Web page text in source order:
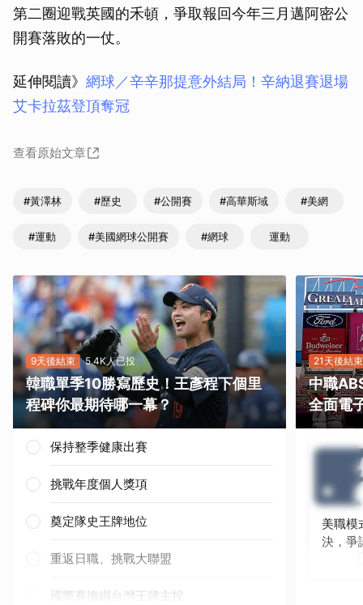
第二圈迎戰英國的禾頓，爭取報回今年三月邁阿密公
開賽落敗的一仗。
延伸閱讀》 網球／辛辛那提意外結局！辛納退賽退場
艾卡拉茲登頂奪冠
查看原始文章
#黃澤林 #歷史 #公開賽 #高華斯域 #美網
#運動 #美國網球公開賽 #網球 運動
9天後結束 5.4K人已投
韓職單季10勝寫歷史！王彥程下個里
程碑你最期待哪一幕？
保持整季健康出賽
挑戰年度個人獎項
奠定隊史王牌地位
重返日職、挑戰大聯盟
國際賽擔綱台灣王牌主投
21天後結束
中職
全面電
美職模
決，爭